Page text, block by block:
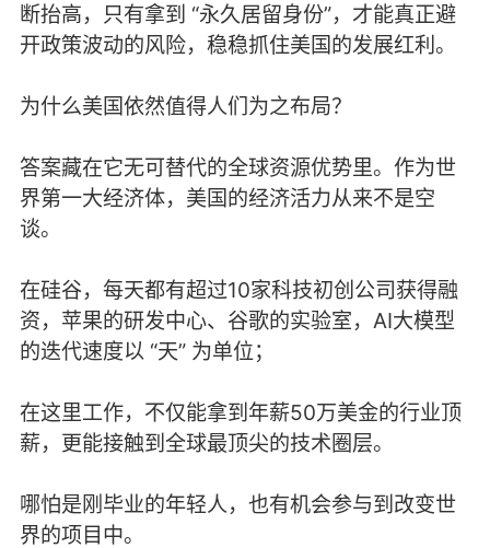
断抬高，只有拿到 “永久居留身份”，才能真正避
开政策波动的风险，稳稳抓住美国的发展红利。
为什么美国依然值得人们为之布局？
答案藏在它无可替代的全球资源优势里。作为世
界第一大经济体，美国的经济活力从来不是空
谈。
在硅谷，每天都有超过10家科技初创公司获得融
资，苹果的研发中心、谷歌的实验室，AI大模型
的迭代速度以 “天” 为单位；
在这里工作，不仅能拿到年薪50万美金的行业顶
薪，更能接触到全球最顶尖的技术圈层。
哪怕是刚毕业的年轻人，也有机会参与到改变世
界的项目中。